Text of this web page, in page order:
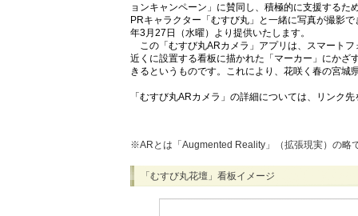
ョンキャンペーン」に賛同し、積極的に支援する
PRキャラクター「むすび丸」と一緒に写真が撮影
年3月27日（水曜）より提供いたします。
この「むすび丸ARカメラ」アプリは、スマート
近くに設置する看板に描かれた「マーカー」にかざ
きるというものです。これにより、花咲く春の宮
「むすび丸ARカメラ」の詳細については、リンク
※ARとは「Augmented Reality」（拡張現実）の略
「むすび丸花壇」看板イメージ